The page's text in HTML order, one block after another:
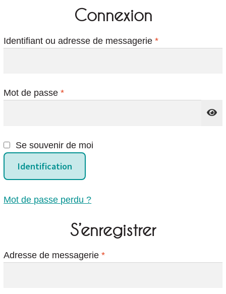
Nos chouettes objetsConnexion
Identifiant ou adresse de messagerie*Obligatoire
Mot de passe*Obligatoire
Se souvenir de moi
Identification
Mot de passe perdu ?
S’enregistrer
Adresse de messagerie*Obligatoire